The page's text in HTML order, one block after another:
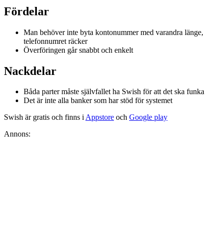
Fördelar
Man behöver inte byta kontonummer med varandra länge,
telefonnumret räcker
Överföringen går snabbt och enkelt
Nackdelar
Båda parter måste självfallet ha Swish för att det ska funka
Det är inte alla banker som har stöd för systemet
Swish är gratis och finns iAppstore och Google play
Annons: